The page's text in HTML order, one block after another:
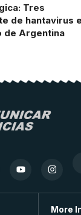
Tres
de hantavirus
de Argentina
More